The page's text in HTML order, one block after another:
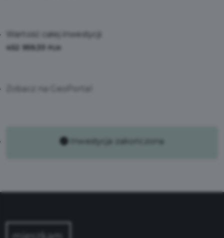
Wartość całej inwestycji:
452 959,33
Inwestycja zakończona